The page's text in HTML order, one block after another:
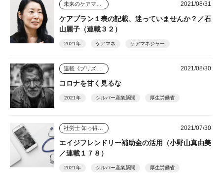
2021/08/31
ケアプラン１表の記載、迷っていませんか？／石
山麗子（連載３２）
2021年 ケアマネ ケアマネジャー
2021/08/30
コロナを甘く見るな
2021年 シルバー産業新聞 厚生労働省
2021/07/30
エイジフレンドリー補助金の活用（小野山真由美
／連載１７８）
2021年 シルバー産業新聞 厚生労働省